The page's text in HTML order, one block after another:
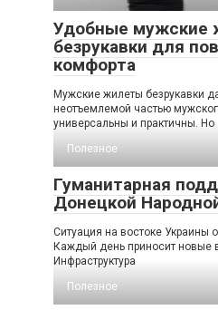
Удобные мужские
безрукавки для
комфорта
Мужские жилеты безрукавки
неотъемлемой частью
универсальны и практичны. Но
Полезное
Гуманитарная
Донецкой
Ситуация на востоке Украины
Каждый день приносит новые
Инфраструктура
Полезное